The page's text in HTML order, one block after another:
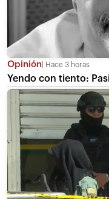
Opinión Hace 3 horas
Yendo con tiento: